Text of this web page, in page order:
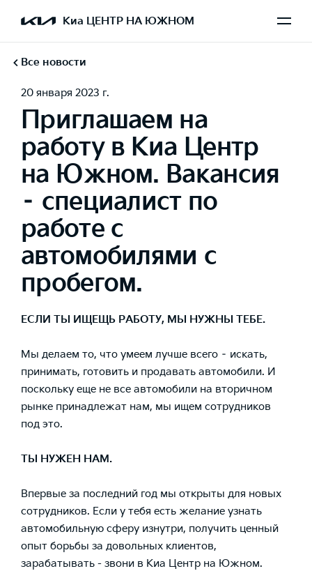
Киа ЦЕНТР НА ЮЖНОМ
Все новости
20 января 2023 г.
Приглашаем на
работу в Киа Центр
на Южном. Вакансия
– специалист по
работе с
автомобилями с
пробегом.
ЕСЛИ ТЫ ИЩЕЩЬ РАБОТУ, МЫ НУЖНЫ ТЕБЕ.
Мы делаем то, что умеем лучше всего – искать,
принимать, готовить и продавать автомобили. И
поскольку еще не все автомобили на вторичном
рынке принадлежат нам, мы ищем сотрудников
под это.
ТЫ НУЖЕН НАМ.
Впервые за последний год мы открыты для новых
сотрудников. Если у тебя есть желание узнать
автомобильную сферу изнутри, получить ценный
опыт борьбы за довольных клиентов,
зарабатывать - звони в Киа Центр на Южном.